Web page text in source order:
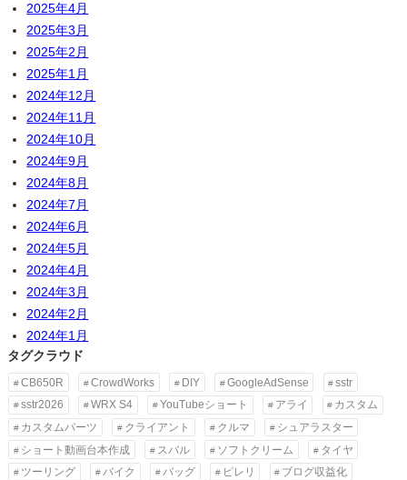
2025年4月
2025年3月
2025年2月
2025年1月
2024年12月
2024年11月
2024年10月
2024年9月
2024年8月
2024年7月
2024年6月
2024年5月
2024年4月
2024年3月
2024年2月
2024年1月
タグクラウド
CB650R CrowdWorks DIY GoogleAdSense
sstr
sstr2026
WRX S4 YouTubeショート アライ
カスタム
カスタムパーツ
クライアント クルマ
シュアラスター
ショート動画台本作成
スバル ソフトクリーム
タイヤ
ツーリング
バイク バッグ ピレリ
ブログ収益化